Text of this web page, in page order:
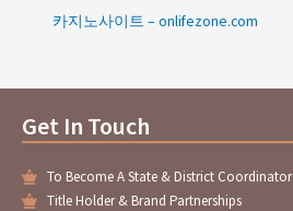
카지노사이트 – onlifezone.com
Get In Touch
To Become A State & District Coordinator
Title Holder & Brand Partnerships